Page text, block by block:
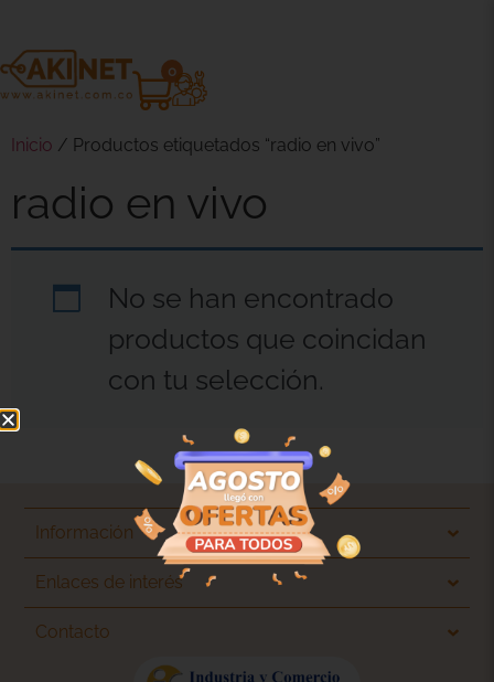
0
Inicio / Productos etiquetados “radio en vivo”
radio en vivo
No se han encontrado
productos que coincidan
con tu selección.
Información
Enlaces de interés
Contacto